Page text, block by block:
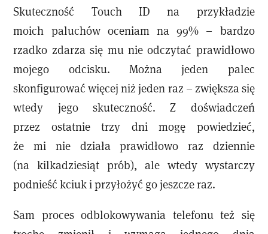
Skuteczność Touch ID na przykładzie
moich paluchów oceniam na 99% – bardzo
rzadko zdarza się mu nie odczytać prawidłowo
mojego odcisku. Można jeden palec
skonfigurować więcej niż jeden raz – zwiększa się
wtedy jego skuteczność. Z doświadczeń
przez ostatnie trzy dni mogę powiedzieć,
że mi nie działa prawidłowo raz dziennie
(na kilkadziesiąt prób), ale wtedy wystarczy
podnieść kciuk i przyłożyć go jeszcze raz.
Sam proces odblokowywania telefonu też się